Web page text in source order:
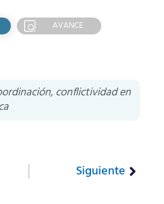
AVANCE
,conflictividad en
Siguiente